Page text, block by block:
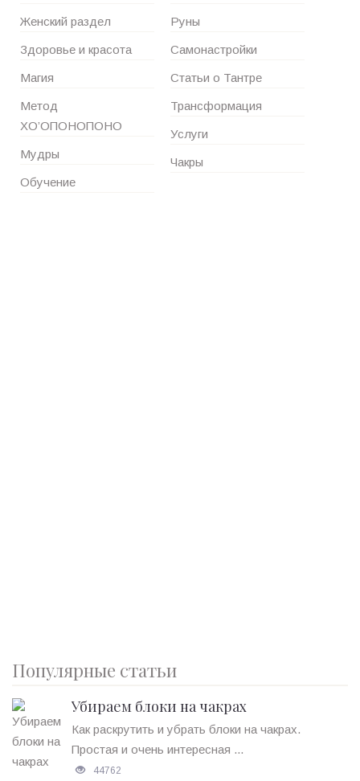
Женский раздел
Здоровье и красота
Магия
Метод
ХО’ОПОНОПОНО
Мудры
Обучение
Руны
Самонастройки
Статьи о Тантре
Трансформация
Услуги
Чакры
Популярные статьи
Убираем блоки на чакрах
Как раскрутить и убрать блоки на чакрах.
Простая и очень интересная ...
44762